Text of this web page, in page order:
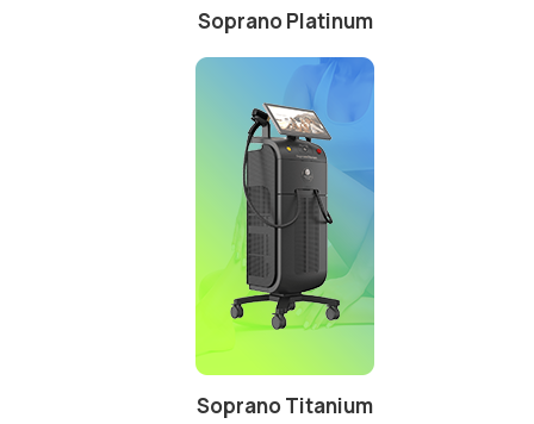
Soprano Platinum
Soprano Titanium